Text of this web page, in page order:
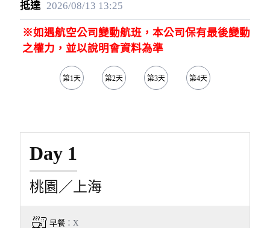
2026/08/13 13:25
※如遇航空公司變動航班，本公司保有最後變動
之權力，並以說明會資料為準
第1天 第2天 第3天 第4天
Day 1
桃園／上海
早餐：X